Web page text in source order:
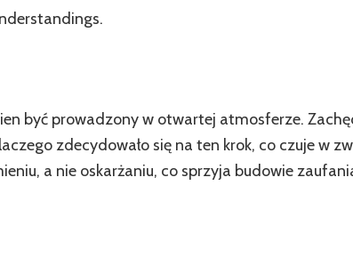
być prowadzony w otwartej atmosferze.
zdecydowało się na ten krok, co czuje w
a nie oskarżaniu, co sprzyja budowie